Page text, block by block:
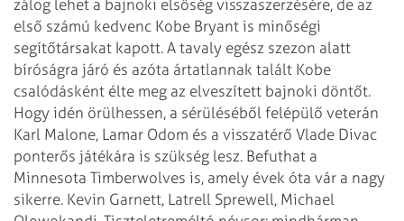
zálog lehet a bajnoki elsőség visszaszerzésére, de az
első számú kedvenc Kobe Bryant is minőségi
segítőtársakat kapott. A tavaly egész szezon alatt
bíróságra járó és azóta ártatlannak talált Kobe
csalódásként élte meg az elveszített bajnoki döntőt.
Hogy idén örülhessen, a sérüléséből felépülő veterán
Karl Malone, Lamar Odom és a visszatérő Vlade Divac
ponterős játékára is szükség lesz. Befuthat a
Minnesota Timberwolves is, amely évek óta vár a nagy
sikerre. Kevin Garnett, Latrell Sprewell, Michael